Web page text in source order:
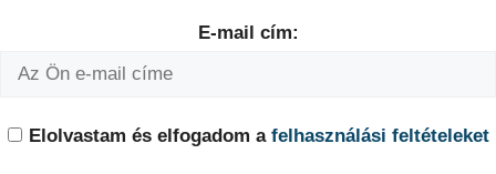
E-mail cím:
Elolvastam és elfogadom a felhasználási feltételeket